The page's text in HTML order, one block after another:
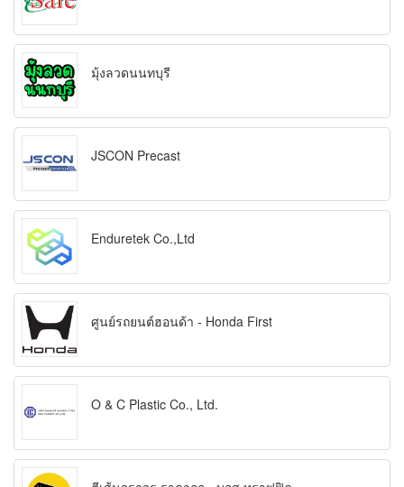
มุ้งลวดนนทบุรี
JSCON Precast
Enduretek Co.,Ltd
ศูนย์รถยนต์ฮอนด้า - Honda First
O & C Plastic Co., Ltd.